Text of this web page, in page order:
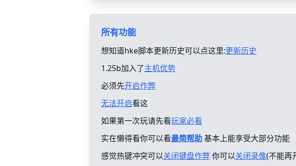
所有功能
想知道hke脚本更新历史可以点这里:更新历史
1.25b加入了主机优势
必须先开启作弊
无法开启看这
如果第一次玩请先看玩家必看
实在懒得看你可以看最简帮助基本上能享受大部分功能
感觉热键冲突可以关闭键盘作弊你可以关闭录像(不能再